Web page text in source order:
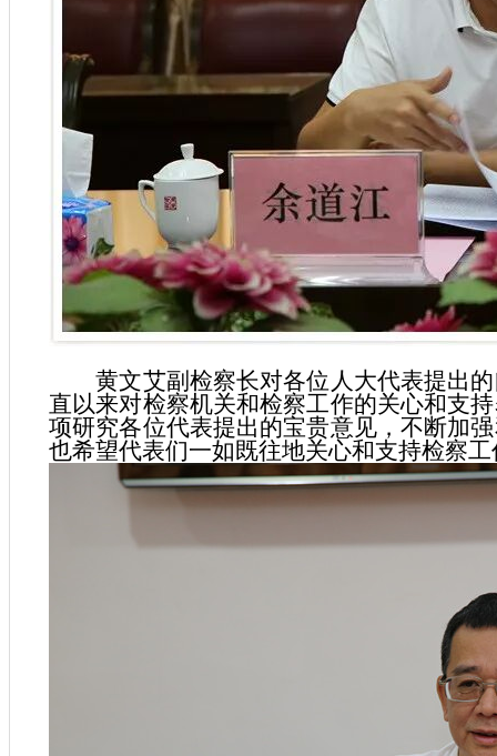
黄文艾副检察长对各位人大代表提出的
直以来对检察机关和检察工作的关心和支
项研究各位代表提出的宝贵意见，不断加
也希望代表们一如既往地关心和支持检察